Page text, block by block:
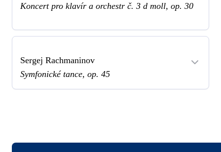
Koncert pro klavír a orchestr č. 3 d moll, op. 30
Sergej Rachmaninov
Symfonické tance, op. 45